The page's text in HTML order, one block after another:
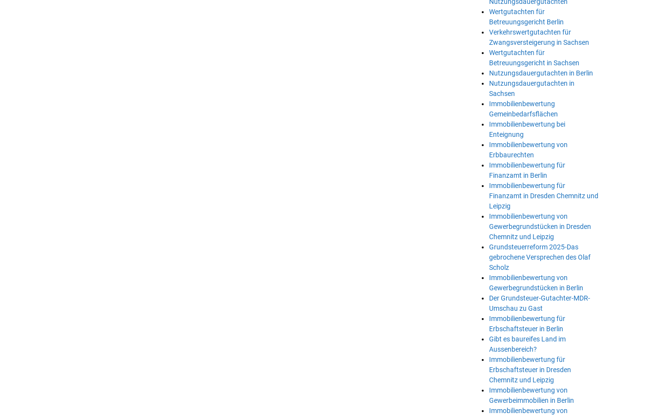
Wertgutachten für
Betreuungsgericht Berlin
Verkehrswertgutachten für
Zwangsversteigerung in Sachsen
Wertgutachten für
Betreuungsgericht in Sachsen
Nutzungsdauergutachten in Berlin
Nutzungsdauergutachten in
Sachsen
Immobilienbewertung
Gemeinbedarfsflächen
Immobilienbewertung bei
Enteignung
Immobilienbewertung von
Erbbaurechten
Immobilienbewertung für
Finanzamt in Berlin
Immobilienbewertung für
Finanzamt in Dresden Chemnitz und
Leipzig
Immobilienbewertung von
Gewerbegrundstücken in Dresden
Chemnitz und Leipzig
Grundsteuerreform 2025-Das
gebrochene Versprechen des Olaf
Scholz
Immobilienbewertung von
Gewerbegrundstücken in Berlin
Der Grundsteuer-Gutachter-MDR-
Umschau zu Gast
Immobilienbewertung für
Erbschaftsteuer in Berlin
Gibt es baureifes Land im
Aussenbereich?
Immobilienbewertung für
Erbschaftsteuer in Dresden
Chemnitz und Leipzig
Immobilienbewertung von
Gewerbeimmobilien in Berlin
Immobilienbewertung von